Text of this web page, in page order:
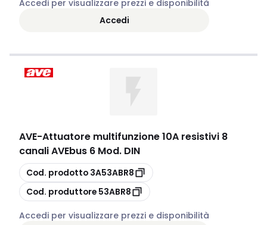
Accedi per visualizzare prezzi e disponibilità
Accedi
AVE-Attuatore multifunzione 10A resistivi 8
canali AVEbus 6 Mod. DIN
copia
Cod. prodotto 3A53ABR8
copia
Cod. produttore 53ABR8
Accedi per visualizzare prezzi e disponibilità